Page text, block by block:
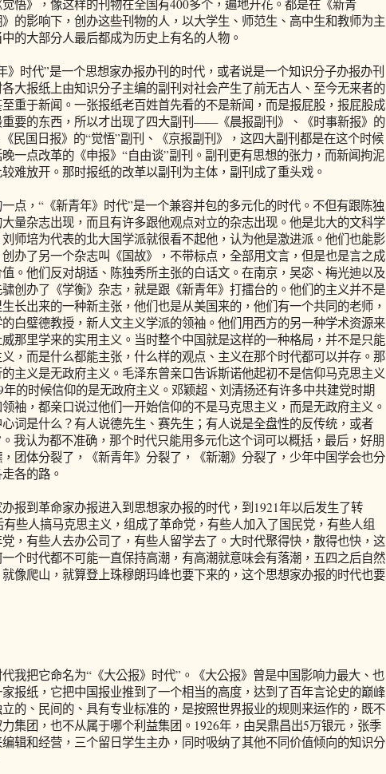
悟》，像这样的刊物在全国有400多个，遍地开花。都是在《新青
的影响下，创办这些刊物的人，以大学生、师范生、高中生和教师为主
的大部分人最后都成为历史上有名的人物。
时代”是一个思想家办报办刊的时代，或者说是一个知识分子办报办刊
大报纸上由知识分子主编的副刊对社会产生了前无古人、至今无来者的
重于新闻。一张报纸老百姓首先看的不是新闻，而是报屁股，报屁股成
重要的东西，所以才出现了四大副刊——《晨报副刊》、《时事新报》的
民国日报》的“觉悟”副刊、《京报副刊》，这四大副刊都是在这个时候
一点改革的《申报》“自由谈”副刊。副刊更有思想的张力，而新闻拘泥
难放开。那时报纸的改革以副刊为主体，副刊成了重头戏。
，“《新青年》时代”是一个兼容并包的多元化的时代。不但有跟陈独
量杂志出现，而且有许多跟他观点对立的杂志出现。他是北大的文科学
师培为代表的北大国学派就很看不起他，认为他是激进派。他们也能影
办了另一个杂志叫《国故》，不带标点，全部用文言，但是也是言之成
。他们反对胡适、陈独秀所主张的白话文。在南京，吴宓、梅光迪以及
创办了《学衡》杂志，就是跟《新青年》打擂台的。他们的主义并不是
长出来的一种新主张，他们也是从美国来的，他们有一个共同的老师，
白璧德教授，新人文主义学派的领袖。他们用西方的另一种学术资源来
那里学来的实用主义。当时整个中国就是这样的一种格局，并不是只能
，而是什么都能主张，什么样的观点、主义在那个时代都可以并存。那
主义是无政府主义。毛泽东曾亲口告诉斯诺他起初不是信仰马克思主义
年的时候信仰的是无政府主义。邓颖超、刘清扬还有许多中共建党时期
袖，都亲口说过他们一开始信仰的不是马克思主义，而是无政府主义。
词是什么？有人说德先生、赛先生；有人说是全盘性的反传统，或者
我认为都不准确，那个时代只能用多元化这个词可以概括，最后，好朋
团体分裂了，《新青年》分裂了，《新潮》分裂了，少年中国学会也分
各的路。
到革命家办报进入到思想家办报的时代，到1921年以后发生了转
有些人搞马克思主义，组成了革命党，有些人加入了国民党，有些人组
，有些人去办公司了，有些人留学去了。大时代聚得快，散得也快，这
个时代都不可能一直保持高潮，有高潮就意味会有落潮，五四之后自然
像爬山，就算登上珠穆朗玛峰也要下来的，这个思想家办报的时代也要
把它命名为“《大公报》时代”。《大公报》曾是中国影响力最大、也
报纸，它把中国报业推到了一个相当的高度，达到了百年言论史的巅峰
的、民间的、具有专业标准的，是按照世界报业的规则来运作的，既不
集团，也不从属于哪个利益集团。1926年，由吴鼎昌出5万银元，张季
辑和经营，三个留日学生主办，同时吸纳了其他不同价值倾向的知识分